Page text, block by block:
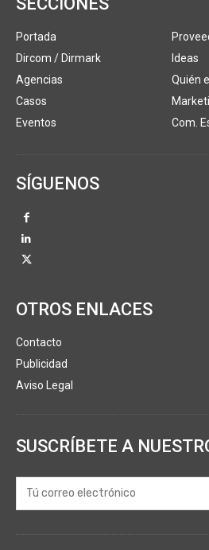
Portada
Dircom / Dirmark
Agencias
Casos
Eventos
Ideas
Quién
Com.
SÍGUENOS
OTROS ENLACES
Contacto
Publicidad
Aviso Legal
SUSCRÍBETE A